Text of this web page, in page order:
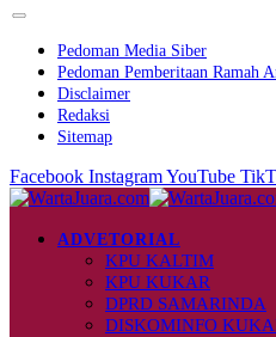
Pedoman Media Siber
Pedoman Pemberitaan Ramah
Disclaimer
Redaksi
Sitemap
Facebook InstagramYouTube
ADVETORIAL
KPU KALTIM
KPU KUKAR
DPRD SAMARINDA
DISKOMINFO